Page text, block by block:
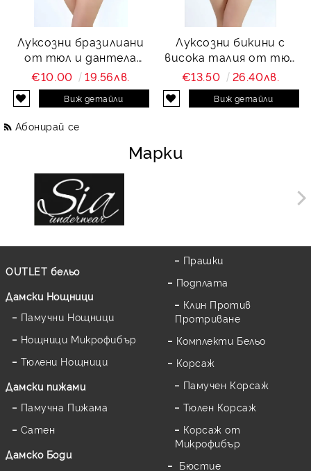
Луксозни бразилиани
от тюл и дантела
Charity
€10.00 19.56лв.
Виж детайли
Луксозни бикини с
висока талия от тюл
и дантела Charity
€13.50 26.40лв.
Виж детайли
Абонирай се
Марки
OUTLET бельо
Дамски Нощници
Памучни Нощници
Нощници Микрофибър
Тюлени Нощници
Дамски пижами
Памучна Пижама
Сатен
Дамскo Боди
Прашки
Подплата
Клин Против
Протриване
Комплекти Бельо
Корсаж
Памучен Корсаж
Тюлен Корсаж
Корсаж от
Микрофибър
Бюстие